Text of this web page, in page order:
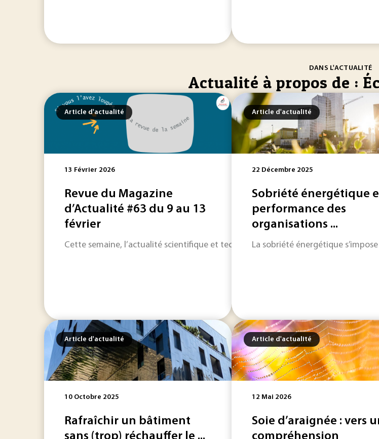
DANS L'ACTUALITÉ
Actualité à propos de :
Article d'actualité
13 Février 2026
Revue du Magazine
d’Actualité #63 du 9 au 13
février
Cette semaine, l’actualité scientifique et technologique met en lumière des
Article d'actualité
22 Décembre 2025
Sobriété énergétique
performance des
organisations ...
La sobriété énergétique
Article d'actualité
10 Octobre 2025
Rafraîchir un bâtiment
sans (trop) réchauffer le ...
Article d'actualité
12 Mai 2026
Soie d’araignée : vers
compréhension